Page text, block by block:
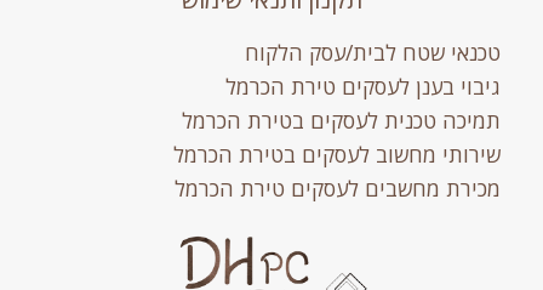
טכנאי שטח לבית/עסק הלקוח
גיבוי בענן לעסקים טירת הכרמל
תמיכה טכנית לעסקים בטירת הכרמל
שירותי מחשוב לעסקים בטירת הכרמל
מכירת מחשבים לעסקים טירת הכרמל